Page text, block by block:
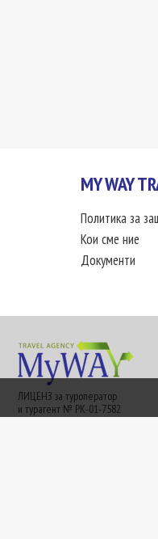
MY WAY
Политика за
Кои сме ние
Документи
ЛИЦЕНЗ за туроператор
и турагент № РК-01-7582